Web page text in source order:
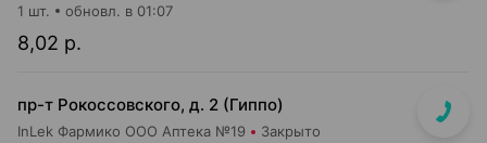
8,02 р.
1 шт. обновл. в 01:07
пр-т Рокоссовского, д. 2 (Гиппо)
InLek Фармико ООО Аптека №19 Закрыто